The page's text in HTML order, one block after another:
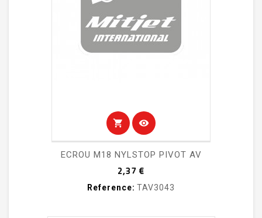
shopping_cart visibility
ECROU M18 NYLSTOP PIVOT AV
2,37 €
Reference: TAV3043